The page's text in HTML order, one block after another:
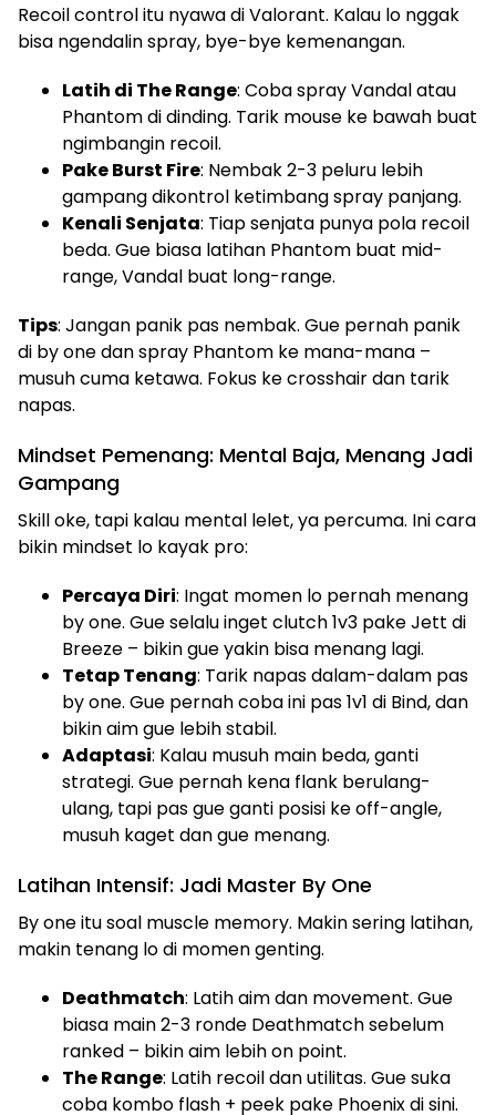
Recoil control itu nyawa di Valorant. Kalau lo nggak
bisa ngendalin spray, bye-bye kemenangan.
Latih di The Range: Coba spray Vandal atau
Phantom di dinding. Tarik mouse ke bawah buat
ngimbangin recoil.
Pake Burst Fire: Nembak 2-3 peluru lebih
gampang dikontrol ketimbang spray panjang.
Kenali Senjata: Tiap senjata punya pola recoil
beda. Gue biasa latihan Phantom buat mid-
range, Vandal buat long-range.
Tips: Jangan panik pas nembak. Gue pernah panik
di by one dan spray Phantom ke mana-mana –
musuh cuma ketawa. Fokus ke crosshair dan tarik
napas.
Mindset Pemenang: Mental Baja, Menang Jadi
Gampang
Skill oke, tapi kalau mental lelet, ya percuma. Ini cara
bikin mindset lo kayak pro:
Percaya Diri: Ingat momen lo pernah menang
by one. Gue selalu inget clutch 1v3 pake Jett di
Breeze – bikin gue yakin bisa menang lagi.
Tetap Tenang: Tarik napas dalam-dalam pas
by one. Gue pernah coba ini pas 1v1 di Bind, dan
bikin aim gue lebih stabil.
Adaptasi: Kalau musuh main beda, ganti
strategi. Gue pernah kena flank berulang-
ulang, tapi pas gue ganti posisi ke off-angle,
musuh kaget dan gue menang.
Latihan Intensif: Jadi Master By One
By one itu soal muscle memory. Makin sering latihan,
makin tenang lo di momen genting.
Deathmatch: Latih aim dan movement. Gue
biasa main 2-3 ronde Deathmatch sebelum
ranked – bikin aim lebih on point.
The Range: Latih recoil dan utilitas. Gue suka
coba kombo flash + peek pake Phoenix di sini.